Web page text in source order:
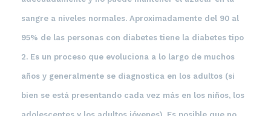
sangre a niveles normales. Aproximadamente del 90 al
95% de las personas con diabetes tiene la diabetes tipo
2. Es un proceso que evoluciona a lo largo de muchos
años y generalmente se diagnostica en los adultos (si
bien se está presentando cada vez más en los niños, los